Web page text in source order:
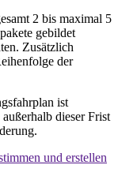
2 bis maximal 5
gebildet
Zusätzlich
folge der
ist
dieser Frist
und erstellen